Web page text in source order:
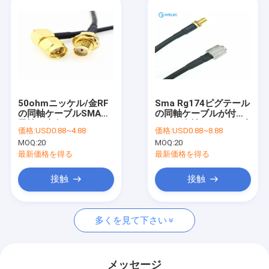
ビデオ
私達に連絡して下さい
ニュース
場合
引用を要求して下さい
50ohmニッケル/金RF
の同軸ケーブルSMAの
コネクタ
価格:USD0.88~4.88
MOQ:20
最新価格を得る
接触
Sma Rg174ピグテール
の同軸ケーブルが付い
ル会議への女性
価格:USD0.88~8.88
MOQ:20
最新価格を得る
接触
多くを見て下さい
メッセージ